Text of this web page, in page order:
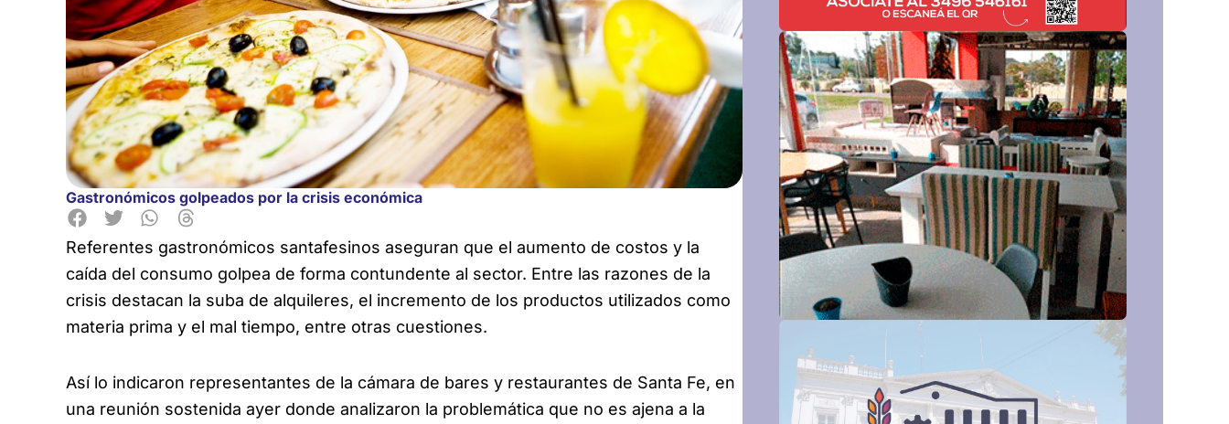
Gastronómicos golpeados por la crisis económica
Referentes gastronómicos santafesinos aseguran que el aumento de costos y la
caída del consumo golpea de forma contundente al sector. Entre las razones de la
crisis destacan la suba de alquileres, el incremento de los productos utilizados como
materia prima y el mal tiempo, entre otras cuestiones.
Así lo indicaron representantes de la cámara de bares y restaurantes de Santa Fe, en
una reunión sostenida ayer donde analizaron la problemática que no es ajena a la